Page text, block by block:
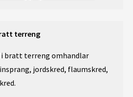
terreng
i bratt terreng omhandlar
jordskred, flaumskred,